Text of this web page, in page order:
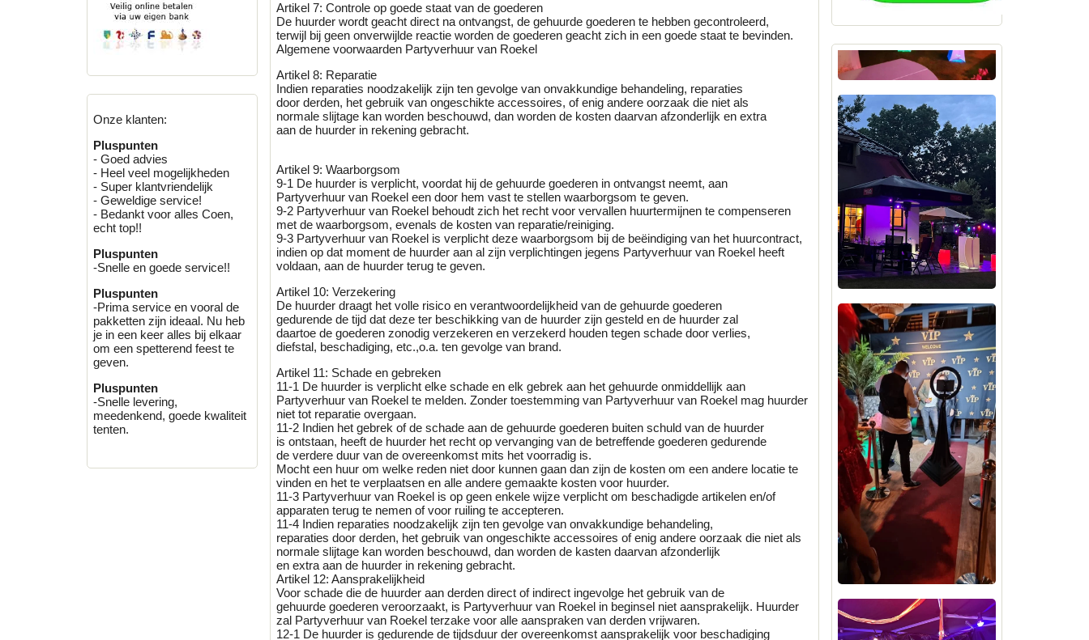
Onze klanten:
Pluspunten
- Goed advies
- Heel veel mogelijkheden
- Super klantvriendelijk
- Geweldige service!
- Bedankt voor alles Coen,
echt top!!
Pluspunten
-Snelle en goede service!!
Pluspunten
-Prima service en vooral de
pakketten zijn ideaal. Nu heb
je in een keer alles bij elkaar
om een spetterend feest te
geven.
Pluspunten
-Snelle levering,
meedenkend, goede kwaliteit
tenten.
Artikel 7: Controle op goede staat van de goederen
De huurder wordt geacht direct na ontvangst, de gehuurde goederen te hebben gecontroleerd,
terwijl bij geen onverwijlde reactie worden de goederen geacht zich in een goede staat te bevinden.
Algemene voorwaarden Partyverhuur van Roekel
Artikel 8: Reparatie
Indien reparaties noodzakelijk zijn ten gevolge van onvakkundige behandeling, reparaties
door derden, het gebruik van ongeschikte accessoires, of enig andere oorzaak die niet als
normale slijtage kan worden beschouwd, dan worden de kosten daarvan afzonderlijk en extra
aan de huurder in rekening gebracht.
Artikel 9: Waarborgsom
9-1 De huurder is verplicht, voordat hij de gehuurde goederen in ontvangst neemt, aan
Partyverhuur van Roekel een door hem vast te stellen waarborgsom te geven.
9-2 Partyverhuur van Roekel behoudt zich het recht voor vervallen huurtermijnen te compenseren
met de waarborgsom, evenals de kosten van reparatie/reiniging.
9-3 Partyverhuur van Roekel is verplicht deze waarborgsom bij de beëindiging van het huurcontract,
indien op dat moment de huurder aan al zijn verplichtingen jegens Partyverhuur van Roekel heeft
voldaan, aan de huurder terug te geven.
Artikel 10: Verzekering
De huurder draagt het volle risico en verantwoordelijkheid van de gehuurde goederen
gedurende de tijd dat deze ter beschikking van de huurder zijn gesteld en de huurder zal
daartoe de goederen zonodig verzekeren en verzekerd houden tegen schade door verlies,
diefstal, beschadiging, etc.,o.a. ten gevolge van brand.
Artikel 11: Schade en gebreken
11-1 De huurder is verplicht elke schade en elk gebrek aan het gehuurde onmiddellijk aan
Partyverhuur van Roekel te melden. Zonder toestemming van Partyverhuur van Roekel mag huurder
niet tot reparatie overgaan.
11-2 Indien het gebrek of de schade aan de gehuurde goederen buiten schuld van de huurder
is ontstaan, heeft de huurder het recht op vervanging van de betreffende goederen gedurende
de verdere duur van de overeenkomst mits het voorradig is.
Mocht een huur om welke reden niet door kunnen gaan dan zijn de kosten om een andere locatie te
vinden en het te verplaatsen en alle andere gemaakte kosten voor huurder.
11-3 Partyverhuur van Roekel is op geen enkele wijze verplicht om beschadigde artikelen en/of
apparaten terug te nemen of voor ruiling te accepteren.
11-4 Indien reparaties noodzakelijk zijn ten gevolge van onvakkundige behandeling,
reparaties door derden, het gebruik van ongeschikte accessoires of enig andere oorzaak die niet als
normale slijtage kan worden beschouwd, dan worden de kasten daarvan afzonderlijk
en extra aan de huurder in rekening gebracht.
Artikel 12: Aansprakelijkheid
Voor schade die de huurder aan derden direct of indirect ingevolge het gebruik van de
gehuurde goederen veroorzaakt, is Partyverhuur van Roekel in beginsel niet aansprakelijk. Huurder
zal Partyverhuur van Roekel terzake voor alle aanspraken van derden vrijwaren.
12-1 De huurder is gedurende de tijdsduur der overeenkomst aansprakelijk voor beschadiging